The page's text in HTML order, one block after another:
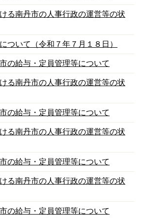
る南丹市の人事行政の運営等の状
ついて（令和７年７月１８日）
の給与・定員管理等について
る南丹市の人事行政の運営等の状
の給与・定員管理等について
る南丹市の人事行政の運営等の状
の給与・定員管理等について
る南丹市の人事行政の運営等の状
の給与・定員管理等について